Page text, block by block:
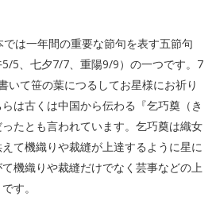
は一年間の重要な節句を表す五節句
5/5、七夕7/7、重陽9/9）の一つです。7
いて笹の葉につるしてお星様にお祈り
は古くは中国から伝わる『乞巧奠（き
たとも言われています。乞巧奠は織女
て機織りや裁縫が上達するように星に
機織りや裁縫だけでなく芸事などの上
す。